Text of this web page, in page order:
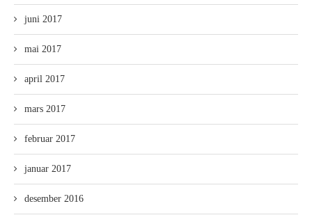
juni 2017
mai 2017
april 2017
mars 2017
februar 2017
januar 2017
desember 2016